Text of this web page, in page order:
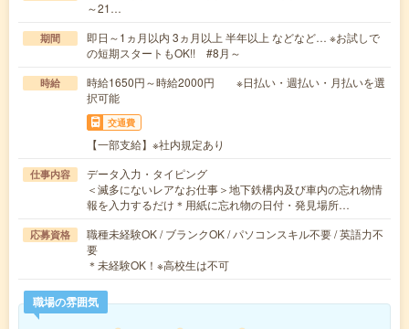
～21…
期間
即日～1ヵ月以内 3ヵ月以上 半年以上 などなど… ※お試しで
の短期スタートもOK!! #8月～
時給
時給1650円～時給2000円 ※日払い・週払い・月払いを選
択可能
交通費
【一部支給】※社内規定あり
仕事内容
データ入力・タイピング
＜滅多にないレアなお仕事＞地下鉄構内及び車内の忘れ物情
報を入力するだけ＊用紙に忘れ物の日付・発見場所…
応募資格
職種未経験OK / ブランクOK / パソコンスキル不要 / 英語力不
要
＊未経験OK！※高校生は不可
職場の雰囲気